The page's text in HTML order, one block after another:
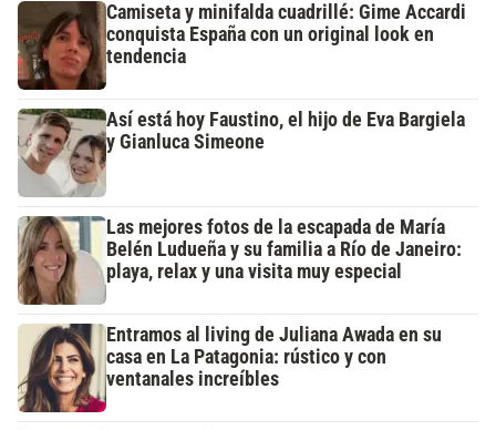
Camiseta y minifalda cuadrillé: Gime Accardi
conquista España con un original look en
tendencia
Así está hoy Faustino, el hijo de Eva Bargiela
y Gianluca Simeone
Las mejores fotos de la escapada de María
Belén Ludueña y su familia a Río de Janeiro:
playa, relax y una visita muy especial
Entramos al living de Juliana Awada en su
casa en La Patagonia: rústico y con
ventanales increíbles